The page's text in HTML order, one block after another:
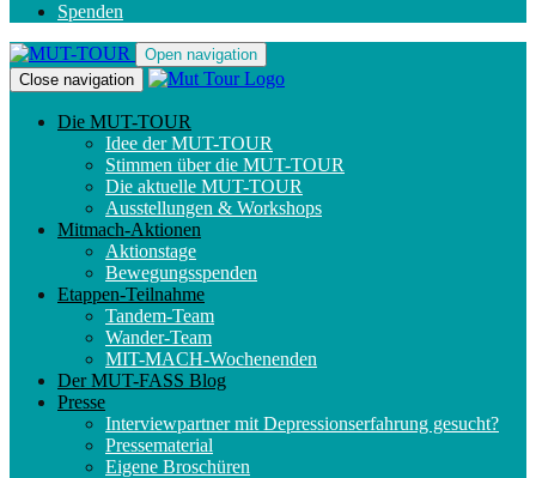
Spenden
Open navigation
Close navigation
Die MUT-TOUR
Idee der MUT-TOUR
Stimmen über die MUT-TOUR
Die aktuelle MUT-TOUR
Ausstellungen & Workshops
Mitmach-Aktionen
Aktionstage
Bewegungsspenden
Etappen-Teilnahme
Tandem-Team
Wander-Team
MIT-MACH-Wochenenden
Der MUT-FASS Blog
Presse
Interviewpartner mit Depressionserfahrung gesucht?
Pressematerial
Eigene Broschüren